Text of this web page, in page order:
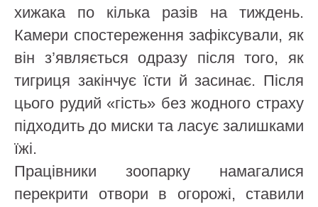
хижака по кілька разів на тиждень.
Камери спостереження зафіксували, як
він з’являється одразу після того, як
тигриця закінчує їсти й засинає. Після
цього рудий «гість» без жодного страху
підходить до миски та ласує залишками
їжі.
Працівники зоопарку намагалися
перекрити отвори в огорожі, ставили